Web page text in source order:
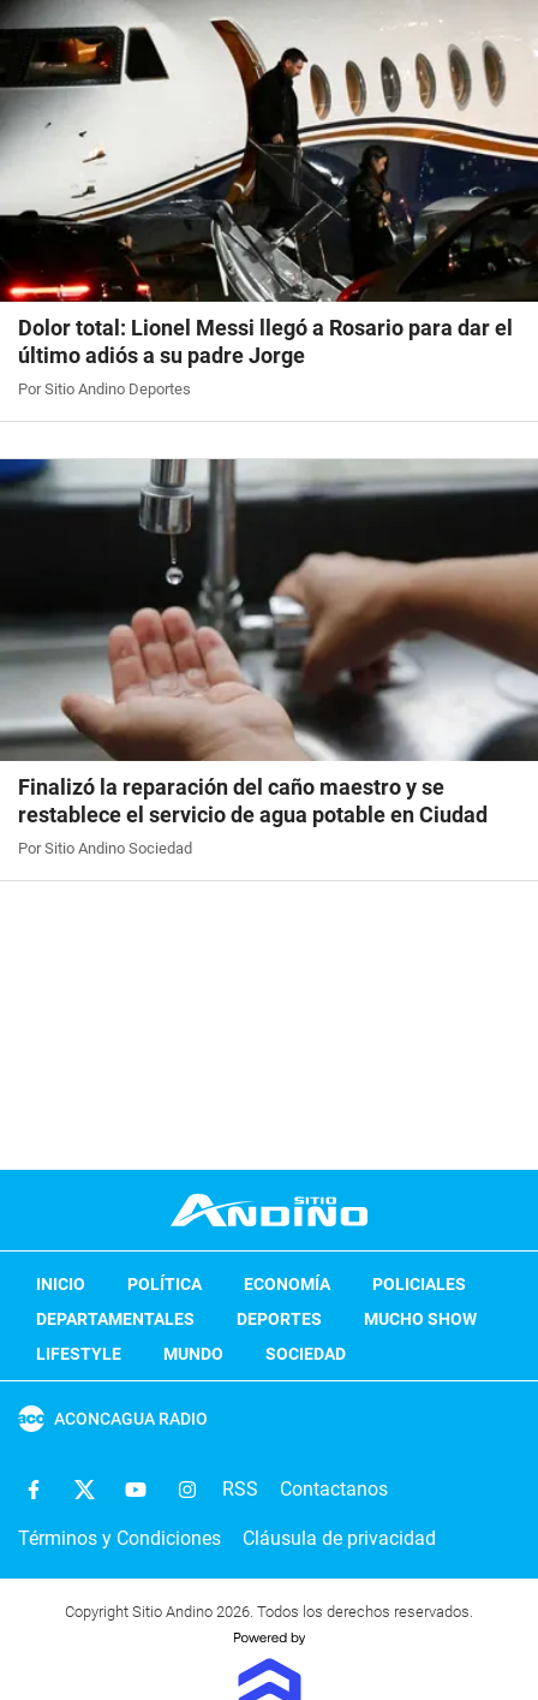
Dolor total: Lionel Messi llegó a Rosario para dar el
último adiós a su padre Jorge
Por Sitio Andino Deportes
Finalizó la reparación del caño maestro y se
restablece el servicio de agua potable en Ciudad
Por Sitio Andino Sociedad
INICIO POLÍTICA ECONOMÍA
POLICIALES
DEPARTAMENTALES
DEPORTES
MUCHO SHOW
LIFESTYLE
MUNDO SOCIEDAD
ACONCAGUA RADIO
RSS Contactanos
Términos y Condiciones Cláusula de privacidad
Copyright Sitio Andino 2026. Todos los derechos reservados.